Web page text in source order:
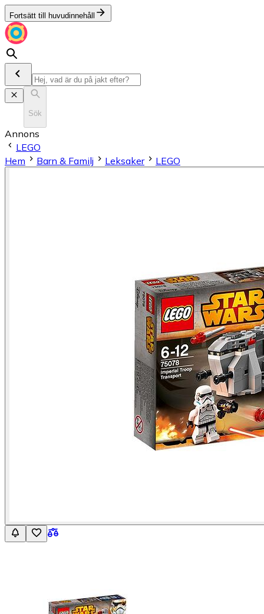
Fortsätt till huvudinnehåll
Sök
Annons
LEGO
Hem
Barn & Familj Leksaker LEGO